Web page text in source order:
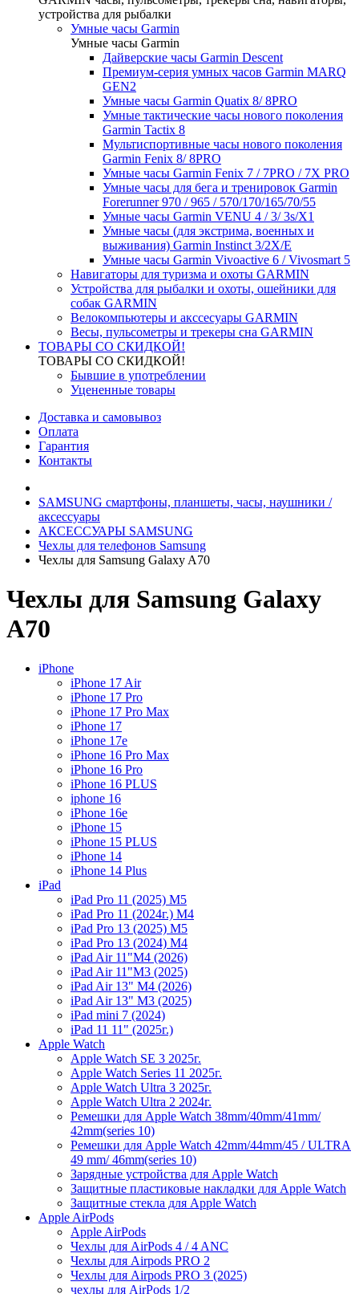
устройства для рыбалки
Умные часы Garmin
Умные часы Garmin
Дайверские часы Garmin Descent
Премиум-серия умных часов Garmin MARQ
GEN2
Умные часы Garmin Quatix 8/ 8PRO
Умные тактические часы нового поколения
Garmin Tactix 8
Мультиспортивные часы нового поколения
Garmin Fenix 8/ 8PRO
Умные часы Garmin Fenix 7 / 7PRO / 7X PRO
Умные часы для бега и тренировок Garmin
Forerunner 970 / 965 / 570/170/165/70/55
Умные часы Garmin VENU 4 / 3/ 3s/X1
Умные часы (для экстрима, военных и
выживания) Garmin Instinct 3/2X/E
Умные часы Garmin Vivoactive 6 / Vivosmart 5
Навигаторы для туризма и охоты GARMIN
Устройства для рыбалки и охоты, ошейники для
собак GARMIN
Велокомпьютеры и акссесуары GARMIN
Весы, пульсометры и трекеры сна GARMIN
ТОВАРЫ СО СКИДКОЙ!
ТОВАРЫ СО СКИДКОЙ!
Бывшие в употреблении
Уцененные товары
Доставка и самовывоз
Оплата
Гарантия
Контакты
SAMSUNG cмартфоны, планшеты, часы, наушники /
аксессуары
АКСЕССУАРЫ SAMSUNG
Чехлы для телефонов Samsung
Чехлы для Samsung Galaxy A70
Чехлы для Samsung Galaxy
A70
iPhone
iPhone 17 Air
iPhone 17 Pro
iPhone 17 Pro Max
iPhone 17
iPhone 17e
iPhone 16 Pro Max
iPhone 16 Pro
iPhone 16 PLUS
iphone 16
iPhone 16e
iPhone 15
iPhone 15 PLUS
iPhone 14
iPhone 14 Plus
iPad
iPad Pro 11 (2025) M5
iPad Pro 11 (2024г.) M4
iPad Pro 13 (2025) M5
iPad Pro 13 (2024) M4
iPad Air 11"M4 (2026)
iPad Air 11"M3 (2025)
iPad Air 13" M4 (2026)
iPad Air 13" M3 (2025)
iPad mini 7 (2024)
iPad 11 11" (2025г.)
Apple Watch
Apple Watch SE 3 2025г.
Apple Watch Series 11 2025г.
Apple Watch Ultra 3 2025г.
Apple Watch Ultra 2 2024г.
Ремешки для Apple Watch 38mm/40mm/41mm/
42mm(series 10)
Ремешки для Apple Watch 42mm/44mm/45 / ULTRA
49 mm/ 46mm(series 10)
Зарядные устройства для Apple Watch
Защитные пластиковые накладки для Apple Watch
Защитные стекла для Apple Watch
Apple AirPods
Apple AirPods
Чехлы для AirPods 4 / 4 ANC
Чехлы для Airpods PRO 2
Чехлы для Airpods PRO 3 (2025)
чехлы для AirPods 1/2